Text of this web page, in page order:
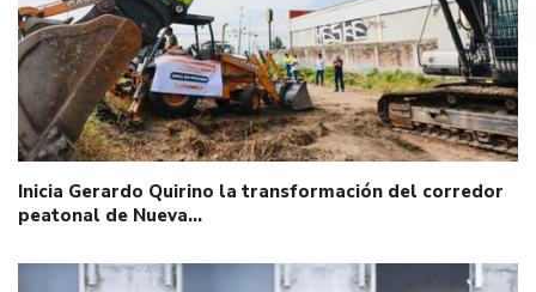
Inicia Gerardo Quirino la transformación del corredor
peatonal de Nueva…